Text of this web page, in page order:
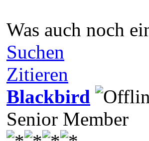
Was auch noch
Suchen
Zitieren
Blackbird
Senior Member